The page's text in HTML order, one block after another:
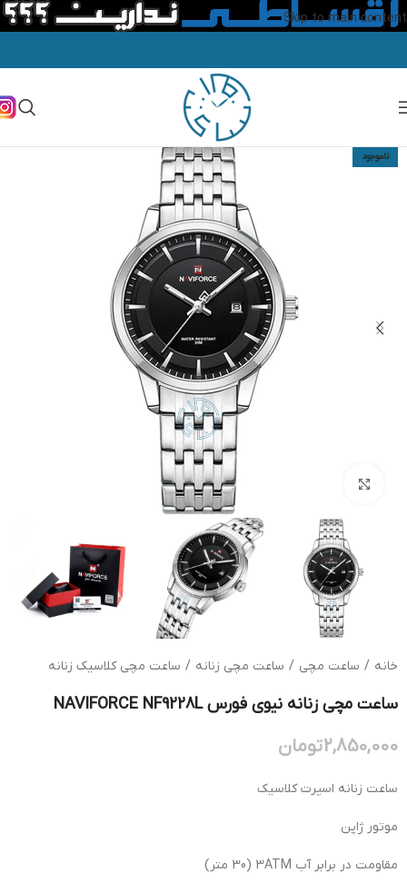
Skip to main content
ناموجود
خانه / ساعت مچی / ساعت مچی زنانه / ساعت مچی کلاسیک زنانه
ساعت مچی زنانه نیوی فورس NAVIFORCE NF9228L
2,850,000تومان
ساعت زنانه اسپرت کلاسیک
موتور ژاپن
مقاومت در برابر آب 3ATM (30 متر)